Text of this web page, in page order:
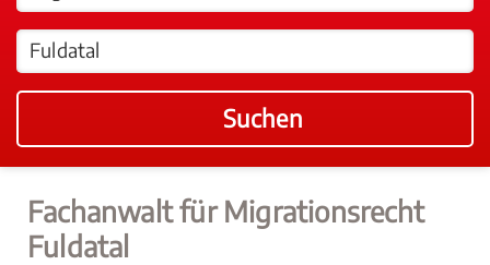
Suchen
Fachanwalt für Migrationsrecht
Fuldatal